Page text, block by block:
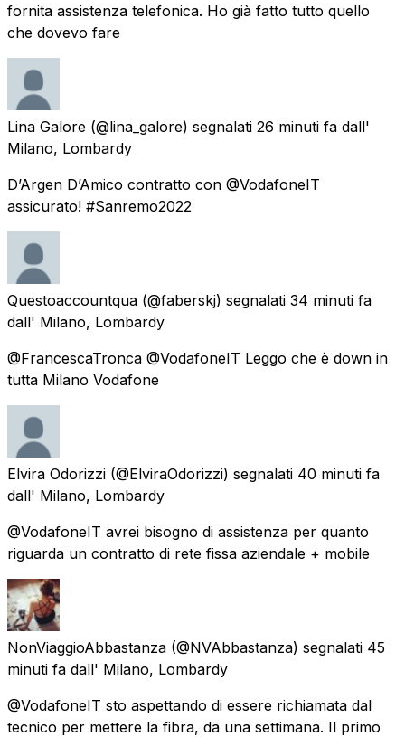
fornita assistenza telefonica. Ho già fatto tutto quello
che dovevo fare
Lina Galore (@lina_galore) segnalati 26 minuti fa dall'
Milano, Lombardy
D’Argen D’Amico contratto con @VodafoneIT
assicurato! #Sanremo2022
Questoaccountqua (@faberskj) segnalati 34 minuti fa
dall' Milano, Lombardy
@FrancescaTronca @VodafoneIT Leggo che è down in
tutta Milano Vodafone
Elvira Odorizzi (@ElviraOdorizzi) segnalati 40 minuti fa
dall' Milano, Lombardy
@VodafoneIT avrei bisogno di assistenza per quanto
riguarda un contratto di rete fissa aziendale + mobile
NonViaggioAbbastanza (@NVAbbastanza) segnalati 45
minuti fa dall' Milano, Lombardy
@VodafoneIT sto aspettando di essere richiamata dal
tecnico per mettere la fibra, da una settimana. Il primo